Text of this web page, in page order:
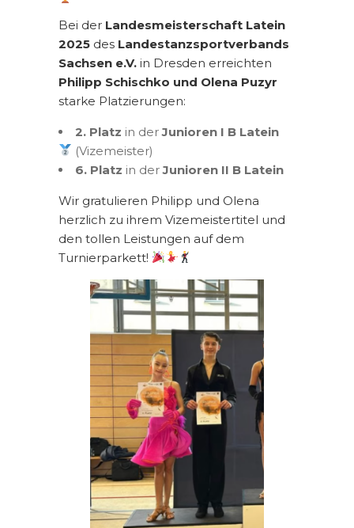
Bei der Landesmeisterschaft Latein
2025 des Landestanzsportverbands
Sachsen e.V. in Dresden erreichten
Philipp Schischko und Olena Puzyr
starke Platzierungen:
2. Platz in derJunioren I B Latein
(Vizemeister)
6. Platz in derJunioren II B Latein
Wir gratulieren Philipp und Olena
herzlich zu ihrem Vizemeistertitel und
den tollen Leistungen auf dem
Turnierparkett!